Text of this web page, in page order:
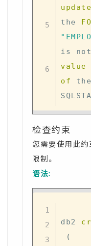
update
the
is
not
value
of
检查约束
您需要使用此
限制。
语法:
db2
(